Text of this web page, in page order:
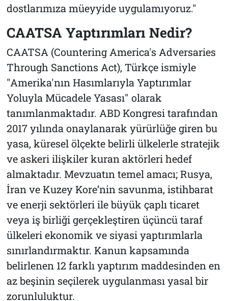
dostlarımıza müeyyide uygulamıyoruz."
CAATSA Yaptırımları Nedir?
CAATSA (Countering America's Adversaries
Through Sanctions Act), Türkçe ismiyle
"Amerika'nın Hasımlarıyla Yaptırımlar
Yoluyla Mücadele Yasası" olarak
tanımlanmaktadır. ABD Kongresi tarafından
2017 yılında onaylanarak yürürlüğe giren bu
yasa, küresel ölçekte belirli ülkelerle stratejik
ve askeri ilişkiler kuran aktörleri hedef
almaktadır. Mevzuatın temel amacı; Rusya,
İran ve Kuzey Kore’nin savunma, istihbarat
ve enerji sektörleri ile büyük çaplı ticaret
veya iş birliği gerçekleştiren üçüncü taraf
ülkeleri ekonomik ve siyasi yaptırımlarla
sınırlandırmaktır. Kanun kapsamında
belirlenen 12 farklı yaptırım maddesinden en
az beşinin seçilerek uygulanması yasal bir
zorunluluktur.